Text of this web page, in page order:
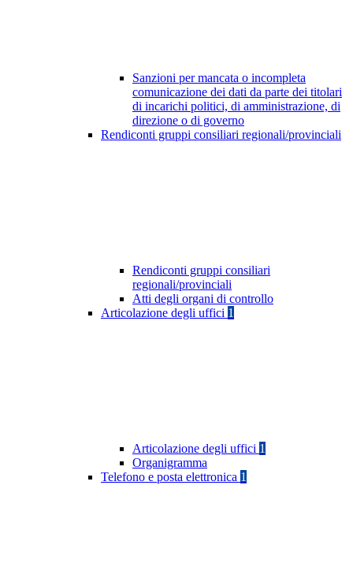
Sanzioni per mancata o incompleta
comunicazione dei dati da parte dei titolari
di incarichi politici, di amministrazione, di
direzione o di governo
Rendiconti gruppi consiliari regionali/provinciali
Rendiconti gruppi consiliari
regionali/provinciali
Atti degli organi di controllo
Articolazione degli uffici 1
Articolazione degli uffici 1
Organigramma
Telefono e posta elettronica 1